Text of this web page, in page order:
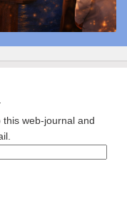
web-journal and